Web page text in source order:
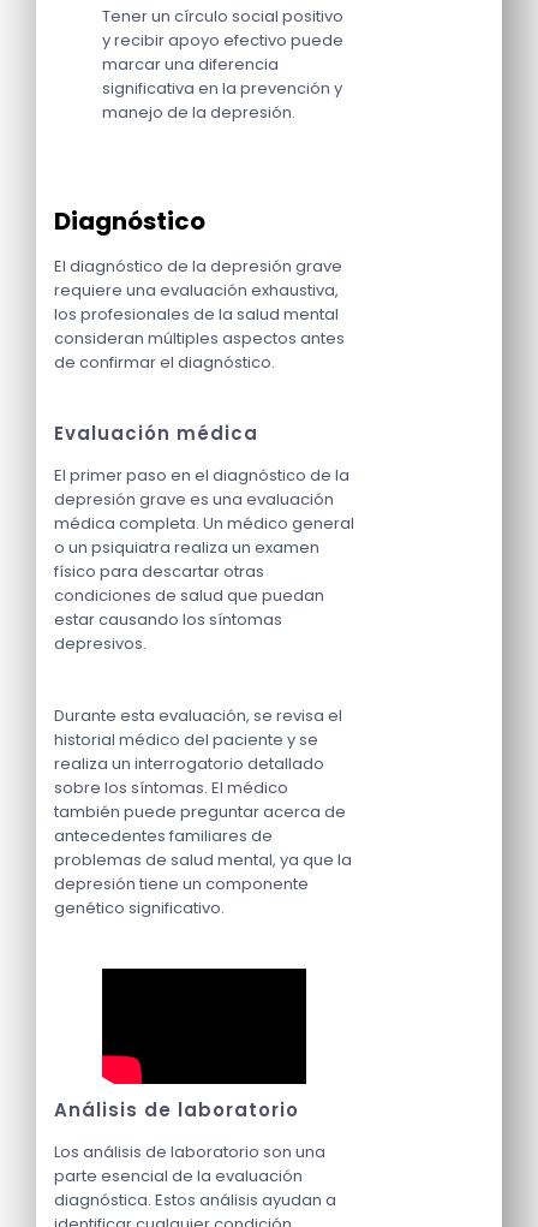
Tener un círculo social positivo
y recibir apoyo efectivo puede
marcar una diferencia
significativa en la prevención y
manejo de la depresión.
Diagnóstico
El diagnóstico de la depresión grave
requiere una evaluación exhaustiva,
los profesionales de la salud mental
consideran múltiples aspectos antes
de confirmar el diagnóstico.
Evaluación médica
El primer paso en el diagnóstico de la
depresión grave es una evaluación
médica completa. Un médico general
o un psiquiatra realiza un examen
físico para descartar otras
condiciones de salud que puedan
estar causando los síntomas
depresivos.
Durante esta evaluación, se revisa el
historial médico del paciente y se
realiza un interrogatorio detallado
sobre los síntomas. El médico
también puede preguntar acerca de
antecedentes familiares de
problemas de salud mental, ya que la
depresión tiene un componente
genético significativo.
Análisis de laboratorio
Los análisis de laboratorio son una
parte esencial de la evaluación
diagnóstica. Estos análisis ayudan a